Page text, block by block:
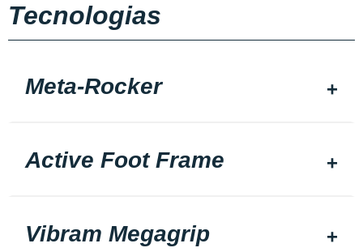
Tecnologias
Meta-Rocker
Active Foot Frame
Vibram Megagrip